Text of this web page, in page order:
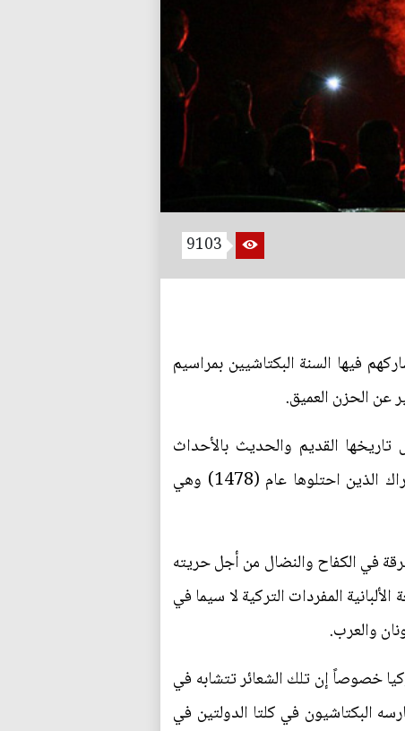
9103
فيها السنة البكتاشيين بمراسيم
عن الحزن العميق.
القديم والحديث بالأحداث
والصراعات والحروب وهي الدولة المسلمة الوحيدة في قارة أوربا وقد دخل إليها الإسلام على يد الأتراك الذين احتلوها عام (1478) وهي
في الكفاح والنضال من أجل حريته
المفردات التركية لا سيما في
والعرب.
خصوصاً إن تلك الشعائر تتشابه في
البكتاشيون في كلتا الدولتين في